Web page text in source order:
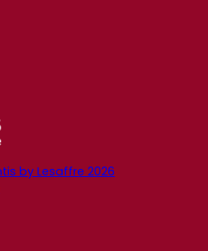
by Lesaffre 2026